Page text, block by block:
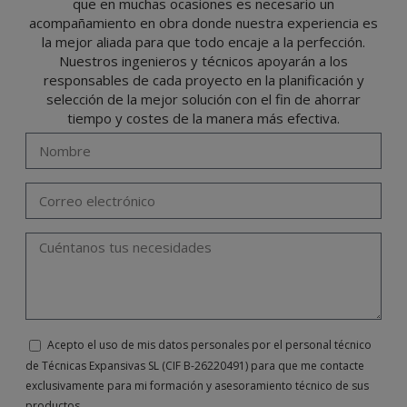
lo previsto en el Reglamento General de Protección de Datos (RGPD) de 27 de abril
de 2016 enviando una carta a su responsable de tratamiento: Valentín Gómez,
Gerente, junto con la fotocopia de su DNI, a TÉCNICAS EXPANSIVAS SL | P.I. La
Portalada II | c/ Segador 13, 26006 | Logroño (La Rioja) o a través de la dirección de
correo electrónicoinfo@indexfix.com.
que en muchas ocasiones es necesario un
acompañamiento en obra donde nuestra experiencia es
la mejor aliada para que todo encaje a la perfección.
Nuestros ingenieros y técnicos apoyarán a los
responsables de cada proyecto en la planificación y
selección de la mejor solución con el fin de ahorrar
tiempo y costes de la manera más efectiva.
Acepto el uso de mis datos personales por el personal técnico
de Técnicas Expansivas SL (CIF B-26220491) para que me contacte
exclusivamente para mi formación y asesoramiento técnico de sus